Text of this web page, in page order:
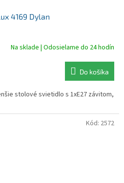
4169 Dylan
Na sklade | Odosielame do 24 hodín
Do košíka
stolové svietidlo s 1xE27 závitom,
Kód: 2572